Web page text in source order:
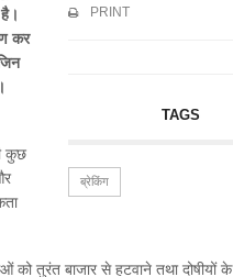
PRINT
TAGS
ब्रेकिंग
कर
कुछ
तुरंत बाजार से हटवाने तथा दोषीयों के